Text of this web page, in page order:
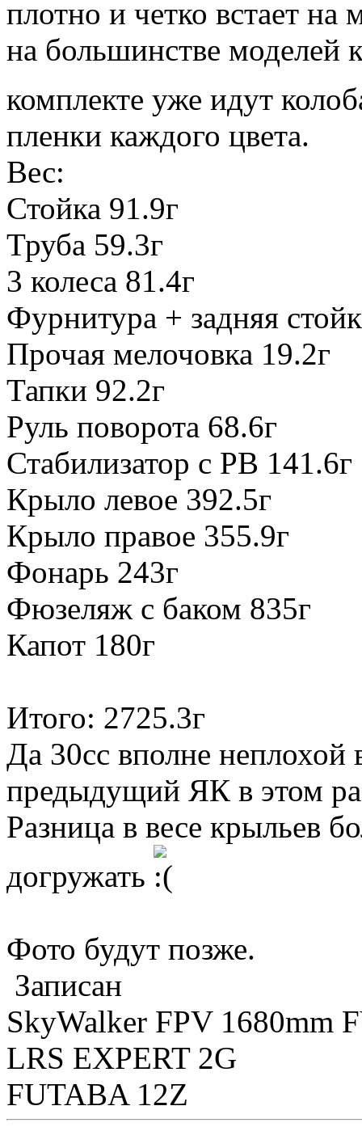
плотно и четко встает на
на большинстве моделей
комплекте уже идут
пленки каждого цвета.
Вес:
Стойка 91.9г
Труба 59.3г
3 колеса 81.4г
Фурнитура + задняя
Прочая мелочовка 19.2г
Тапки 92.2г
Руль поворота 68.6г
Стабилизатор с РВ 141.6г
Крыло левое 392.5г
Крыло правое 355.9г
Фонарь 243г
Фюзеляж с баком 835г
Капот 180г
Итого: 2725.3г
Да 30сс вполне неплохой
предыдущий ЯК в этом
Разница в весе крыльев
догружать
Фото будут позже.
Записан
SkyWalker FPV 1680mm
LRS EXPERT 2G
FUTABA 12Z